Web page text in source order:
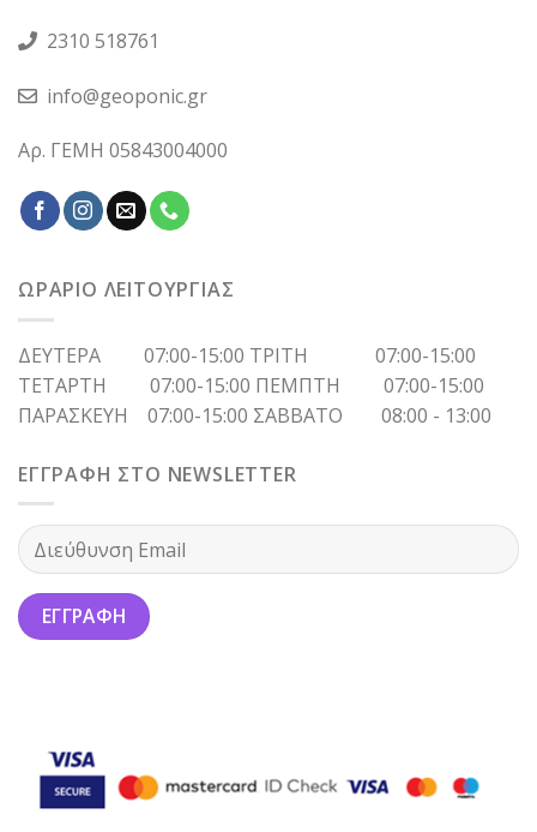
2310 518761
info@geoponic.gr
Αρ. ΓΕΜΗ 05843004000
ΩΡΑΡΙΟ ΛΕΙΤΟΥΡΓΙΑΣ
ΔΕΥΤΕΡΑ 07:00-15:00 ΤΡΙΤΗ 07:00-15:00
ΤΕΤΑΡΤΗ 07:00-15:00 ΠΕΜΠΤΗ 07:00-15:00
ΠΑΡΑΣΚΕΥΗ 07:00-15:00 ΣΑΒΒΑΤΟ 08:00 - 13:00
ΕΓΓΡΑΦΗ ΣΤΟ NEWSLETTER